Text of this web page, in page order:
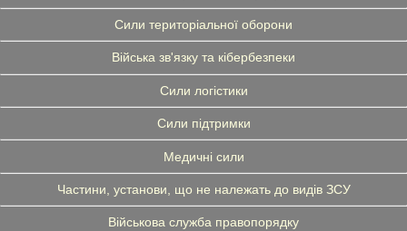
Сили територіальної оборони
Війська зв'язку та кібербезпеки
Сили логістики
Сили підтримки
Медичні сили
Частини, установи, що не належать до видів ЗСУ
Військова служба правопорядку